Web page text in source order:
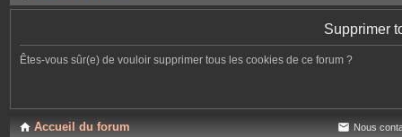
Supprimer
Êtes-vous sûr(e) de vouloir supprimer tous les cookies de ce forum ?
Accueil du forum Nous